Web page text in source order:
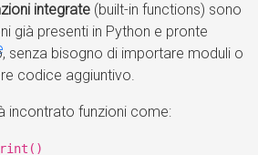
integrate (built-in functions) sono
già presenti in Python e pronte
senza bisogno di importare moduli o
codice aggiuntivo.
incontrato funzioni come: